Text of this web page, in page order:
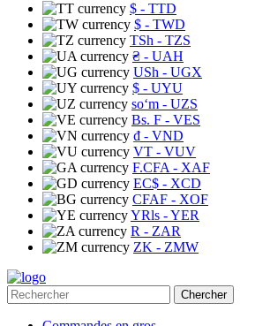
$ - TTD
$ - TWD
TSh - TZS
₴ - UAH
USh - UGX
$ - UYU
soʻm - UZS
Bs. F - VES
₫ - VND
VT - VUV
F.CFA - XAF
EC$ - XCD
CFAF - XOF
YRls - YER
R - ZAR
ZK - ZMW
Chercher